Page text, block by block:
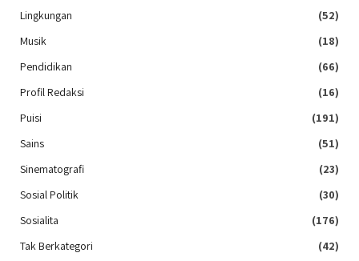
Lingkungan
(52)
Musik
(18)
Pendidikan
(66)
Profil Redaksi
(16)
Puisi
(191)
Sains
(51)
Sinematografi
(23)
Sosial Politik
(30)
Sosialita
(176)
Tak Berkategori
(42)